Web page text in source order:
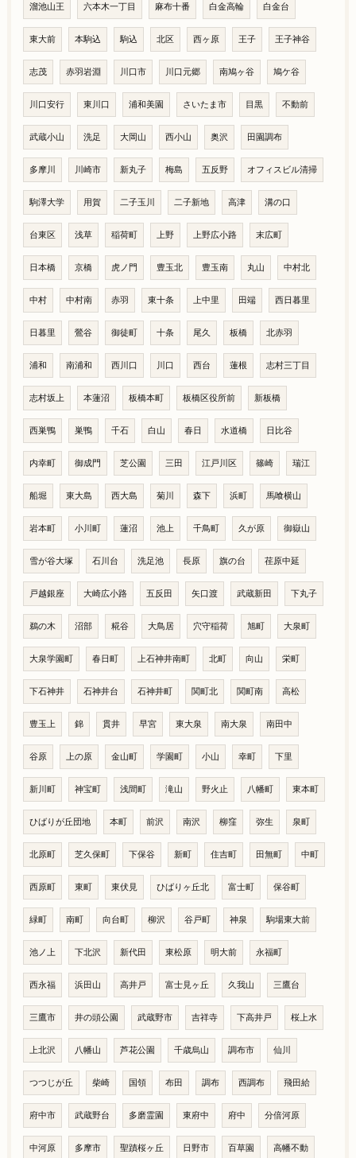
溜池山王 六本木一丁目 麻布十番 白金高輪 白金台
東大前 本駒込 駒込 北区 西ヶ原 王子 王子神谷
志茂 赤羽岩淵 川口市 川口元郷 南鳩ヶ谷 鳩ケ谷
川口安行 東川口 浦和美園 さいたま市 目黒 不動前
武蔵小山 洗足 大岡山 西小山 奥沢 田園調布
多摩川 川崎市 新丸子 梅島 五反野 オフィスビル清掃
駒澤大学 用賀 二子玉川 二子新地 高津 溝の口
台東区 浅草 稲荷町 上野 上野広小路 末広町
日本橋 京橋 虎ノ門 豊玉北 豊玉南 丸山 中村北
中村 中村南 赤羽 東十条 上中里 田端 西日暮里
日暮里 鶯谷 御徒町 十条 尾久 板橋 北赤羽
浦和 南浦和 西川口 川口 西台 蓮根 志村三丁目
志村坂上 本蓮沼 板橋本町 板橋区役所前 新板橋
西巣鴨 巣鴨 千石 白山 春日 水道橋 日比谷
内幸町 御成門 芝公園 三田 江戸川区 篠崎 瑞江
船堀 東大島 西大島 菊川 森下 浜町 馬喰横山
岩本町 小川町 蓮沼 池上 千鳥町 久が原 御嶽山
雪が谷大塚 石川台 洗足池 長原 旗の台 荏原中延
戸越銀座 大崎広小路 五反田 矢口渡 武蔵新田 下丸子
鵜の木 沼部 糀谷 大鳥居 穴守稲荷 旭町 大泉町
大泉学園町 春日町 上石神井南町 北町 向山 栄町
下石神井 石神井台 石神井町 関町北 関町南 高松
豊玉上 錦 貫井 早宮 東大泉 南大泉 南田中
谷原 上の原 金山町 学園町 小山 幸町 下里
新川町 神宝町 浅間町 滝山 野火止 八幡町 東本町
ひばりが丘団地 本町 前沢 南沢 柳窪 弥生 泉町
北原町 芝久保町 下保谷 新町 住吉町 田無町 中町
西原町 東町 東伏見 ひばりヶ丘北 富士町 保谷町
緑町 南町 向台町 柳沢 谷戸町 神泉 駒場東大前
池ノ上 下北沢 新代田 東松原 明大前 永福町
西永福 浜田山 高井戸 富士見ヶ丘 久我山 三鷹台
三鷹市 井の頭公園 武蔵野市 吉祥寺 下高井戸 桜上水
上北沢 八幡山 芦花公園 千歳烏山 調布市 仙川
つつじが丘 柴崎 国領 布田 調布 西調布 飛田給
府中市 武蔵野台 多磨霊園 東府中 府中 分倍河原
中河原 多摩市 聖蹟桜ヶ丘 日野市 百草園 高幡不動